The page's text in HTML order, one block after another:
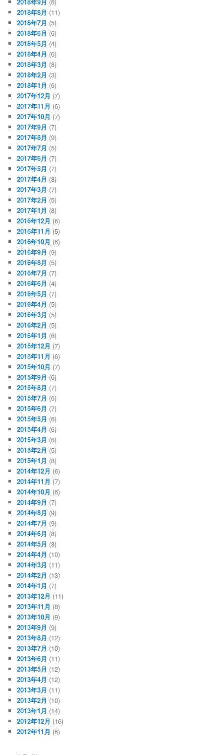
2018年8月 (11)
2018年7月 (5)
2018年6月 (6)
2018年5月 (4)
2018年4月 (6)
2018年3月 (8)
2018年2月 (3)
2018年1月 (6)
2017年12月 (7)
2017年11月 (6)
2017年10月 (7)
2017年9月 (7)
2017年8月 (9)
2017年7月 (5)
2017年6月 (7)
2017年5月 (7)
2017年4月 (8)
2017年3月 (7)
2017年2月 (5)
2017年1月 (8)
2016年12月 (6)
2016年11月 (5)
2016年10月 (6)
2016年9月 (9)
2016年8月 (5)
2016年7月 (7)
2016年6月 (4)
2016年5月 (7)
2016年4月 (5)
2016年3月 (5)
2016年2月 (5)
2016年1月 (6)
2015年12月 (7)
2015年11月 (6)
2015年10月 (7)
2015年9月 (6)
2015年8月 (7)
2015年7月 (6)
2015年6月 (7)
2015年5月 (6)
2015年4月 (6)
2015年3月 (6)
2015年2月 (5)
2015年1月 (8)
2014年12月 (6)
2014年11月 (7)
2014年10月 (6)
2014年9月 (7)
2014年8月 (9)
2014年7月 (9)
2014年6月 (8)
2014年5月 (8)
2014年4月 (10)
2014年3月 (11)
2014年2月 (13)
2014年1月 (7)
2013年12月 (11)
2013年11月 (8)
2013年10月 (9)
2013年9月 (9)
2013年8月 (12)
2013年7月 (10)
2013年6月 (11)
2013年5月 (12)
2013年4月 (12)
2013年3月 (11)
2013年2月 (10)
2013年1月 (14)
2012年12月 (16)
2012年11月 (6)